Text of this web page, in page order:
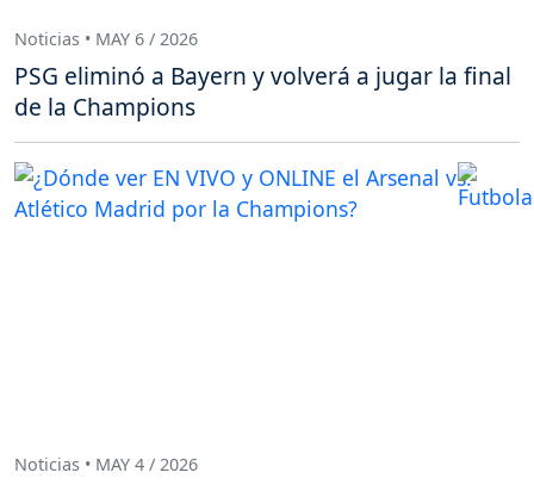
Noticias • MAY 6 / 2026
PSG eliminó a Bayern y volverá a jugar la final
de la Champions
Noticias • MAY 4 / 2026